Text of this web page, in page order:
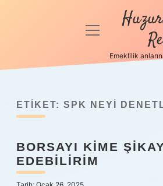
Anasayfa
Politikası
Hakkımızda
menüyü
Emeklilik
ETIKET: SPK NEYI
BORSAYI KIME
EDEBILIRIM